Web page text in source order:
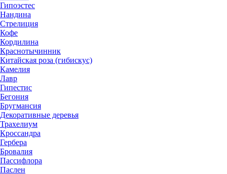
Гипоэстес
Нандина
Стрелиция
Кофе
Кордилина
Краснотычинник
Китайская роза (гибискус)
Камелия
Лавр
Гипестис
Бегония
Бругмансия
Декоративные деревья
Трахелиум
Кроссандра
Гербера
Бровалия
Пассифлора
Паслен